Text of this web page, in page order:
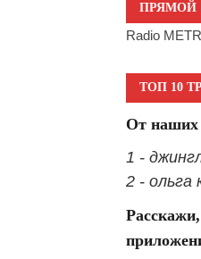
ПРЯМОЙ
Radio
ТОП 10
От наших
1 -
2 - ольга